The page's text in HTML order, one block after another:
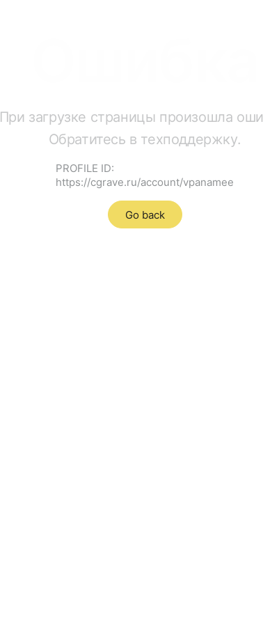
При загрузке страницы произошла
Обратитесь в техподдержку.
PROFILE ID:
https://cgrave.ru/account/vpanamee
Go back